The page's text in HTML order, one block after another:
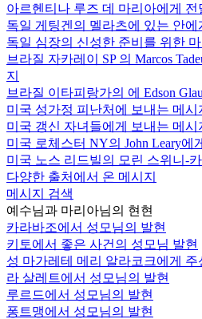
아르헨티나 루즈 데 마리아에게
독일 게팅겐의 멜라츠에 있는 안에
독일 심장의 신성한 준비를 위한
브라질 자카레이 SP 의 Marcos
지
브라질 이타피랑가의 에 Edson
미국 성가정 피난처에 보내는 메시
미국 갱신 자녀들에게 보내는 메시
미국 로체스터 NY의 John Leary에
미국 노스 리드빌의 모린 스위니-
다양한 출처에서 온 메시지
메시지 검색
예수님과 마리아님의 현현
카라바조에서 성모님의 발현
키토에서 좋은 사건의 성모님 발현
성 마가레테 메리 알라코크에게 주
라 살레트에서 성모님의 발현
루르드에서 성모님의 발현
퐁트맹에서 성모님의 발현